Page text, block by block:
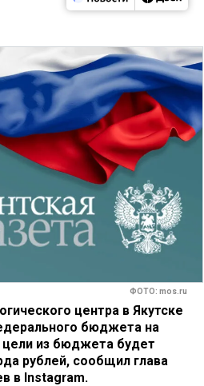
ФОТО: mos.ru
центра в Якутске
бюджета на
цели из бюджета будет
рублей, сообщил глава
в Instagram.